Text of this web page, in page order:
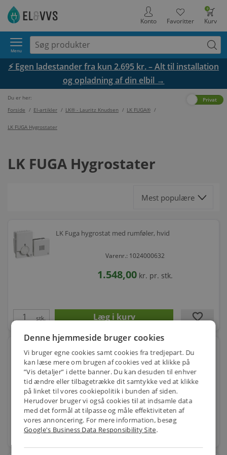
0
Kurv
Favoritter
Konto
Menu
⚡ Egen ladestander fra kun 2.695 kr. – Alt til installation
og opladning af din elbil →
Du er her:
Forside / El-artikler / LK® - Lauritz Knudsen / LK FUGA® /
LK FUGA Hygrostater
Privat
LK FUGA Hygrostater
LK Fuga hygrostat med rumføler, hvid
Varenr.: 1024000632
1.548,00 kr. pr. stk.
stk. favorite
FUGA HYGROSTAT M/RUMFØLER KOKSGRÅ
Varenr.: 1024000645
2.302,00 kr.pr. stk.
stk.
Denne hjemmeside bruger cookies
Vi bruger egne cookies samt cookies fra tredjepart. Du
kan læse mere om brugen af cookies ved at klikke på
”Vis detaljer” i dette banner. Du kan desuden til enhver
tid ændre eller tilbagetrække dit samtykke ved at klikke
på linket til vores cookiepolitik i bunden af siden.
Herudover bruger vi også cookies til at indsamle data
med det formål at tilpasse og måle effektiviteten af
vores annoncering. For mere information, besøg
Google's Business Data Responsibility Site.